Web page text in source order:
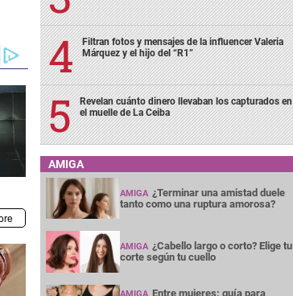
Filtran fotos y mensajes de la influencer Valeria
Márquez y el hijo del “R1”
Revelan cuánto dinero llevaban los capturados en
el muelle de La Ceiba
AMIGA
AMIGA ¿Terminar una amistad duele
tanto como una ruptura amorosa?
AMIGA ¿Cabello largo o corto? Elige tu
corte según tu cuello
Entre mujeres: guía para